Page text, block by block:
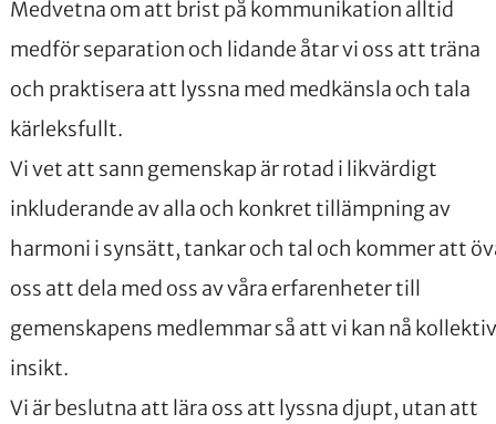
Medvetna om att brist på kommunikation alltid
medför separation och lidande åtar vi oss att träna
och praktisera att lyssna med medkänsla och tala
kärleksfullt.
Vi vet att sann gemenskap är rotad i likvärdigt
inkluderande av alla och konkret tillämpning av
harmoni i synsätt, tankar och tal och kommer att
oss att dela med oss av våra erfarenheter till
gemenskapens medlemmar så att vi kan nå kollektiv
insikt.
Vi är beslutna att lära oss att lyssna djupt, utan att